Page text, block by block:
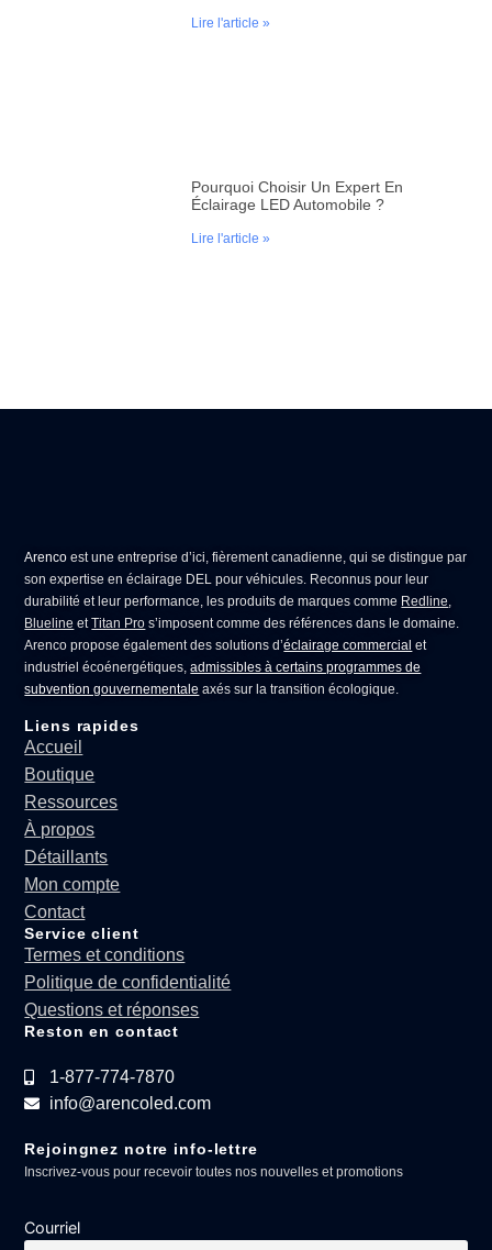
Lire l'article »
Pourquoi Choisir Un Expert En
Éclairage LED Automobile ?
Lire l'article »
Arenco est une entreprise d’ici, fièrement canadienne, qui se distingue par
son expertise enéclairage DEL pour véhicules. Reconnus pour leur
durabilité et leur performance, les produits de marques comme Redline,
Blueline etTitan Pro s’imposent comme des références dans le domaine.
Arenco propose également des solutions d’éclairage commercial et
industriel écoénergétiques,admissibles à certains programmes de
subvention gouvernementale axés sur la transition écologique.
Liens rapides
Accueil
Boutique
Ressources
À propos
Détaillants
Mon compte
Contact
Service client
Termes et conditions
Politique de confidentialité
Questions et réponses
Reston en contact
1-877-774-7870
info@arencoled.com
Rejoingnez notre info-lettre
Inscrivez-vous pour recevoir toutes nos nouvelles et promotions
Courriel